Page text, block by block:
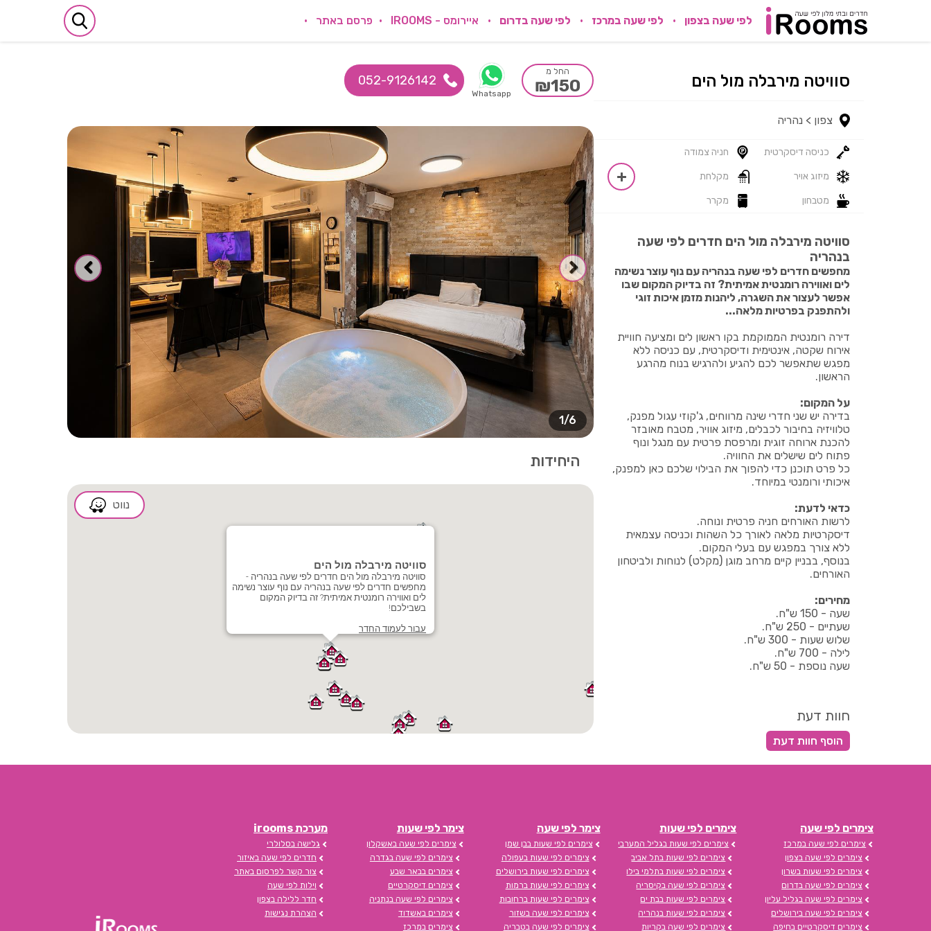
לפי שעה בצפון לפי שעה במרכז לפי שעה בדרום איירומס - IROOMS פרסם באתר
052-9126142
Whatsapp
החל מ
₪150
1/6
היחידות
נווט
סוויטה מירבלה מול הים
סוויטה מירבלה מול הים חדרים לפי שעה בנהריה -
מחפשים חדרים לפי שעה בנהריה עם נוף עוצר נשימה
לים ואווירה רומנטית אמיתית? זה בדיוק המקום
בשבילכם!
עבור לעמוד החדר
סוויטה מירבלה מול הים
צפון > נהריה
כניסה דיסקרטית חניה צמודה
מיזוג אויר מקלחת
מטבחון מקרר
סוויטה מירבלה מול הים חדרים לפי שעה
בנהריה
מחפשים חדרים לפי שעה בנהריה עם נוף עוצר נשימה
לים ואווירה רומנטית אמיתית? זה בדיוק המקום שבו
אפשר לעצור את השגרה, ליהנות מזמן איכות זוגי
ולהתפנק בפרטיות מלאה...
דירה רומנטית הממוקמת בקו ראשון לים ומציעה חוויית
אירוח שקטה, אינטימית ודיסקרטית, עם כניסה ללא
מפגש שתאפשר לכם להגיע ולהרגיש בנוח מהרגע
הראשון.
על המקום:
בדירה יש שני חדרי שינה מרווחים, ג'קוזי עגול מפנק,
טלוויזיה בחיבור לכבלים, מיזוג אוויר, מטבח מאובזר
להכנת ארוחה זוגית ומרפסת פרטית עם מנגל ונוף
פתוח לים שישלים את החוויה.
כל פרט תוכנן כדי להפוך את הבילוי שלכם כאן למפנק,
איכותי ורומנטי במיוחד.
כדאי לדעת:
לרשות האורחים חניה פרטית ונוחה.
דיסקרטיות מלאה לאורך כל השהות וכניסה עצמאית
ללא צורך במפגש עם בעלי המקום.
בנוסף, בבניין קיים מרחב מוגן (מקלט) לנוחות ולביטחון
האורחים.
מחירים:
שעה - 150 ש"ח.
שעתיים - 250 ש"ח.
שלוש שעות - 300 ש"ח.
לילה - 700 ש"ח.
שעה נוספת - 50 ש"ח.
חוות דעת
צימרים לפי שעה
צימרים לפי שעה במרכז
צימרים לפי שעה בצפון
צימרים לפי שעות בשרון
צימרים לפי שעה בדרום
צימרים לפי שעה בגליל עליון
צימרים לפי שעה בירושלים
צימרים דיסקרטיים בחיפה
צימרים לפי שעות
צימרים לפי שעות בגליל המערבי
צימרים לפי שעות בתל אביב
צימרים לפי שעות בתלמי בילו
צימרים לפי שעה בקיסריה
צימרים לפי שעות בבת ים
צימרים לפי שעות בנהריה
צימרים לפי שעה בקריות
צימר לפי שעה
צימרים לפי שעות בבן שמן
צימרים לפי שעות בעפולה
צימרים לפי שעות בירושלים
צימרים לפי שעות ברמות
צימרים לפי שעות ברחובות
צימרים לפי שעה בשזור
צימרים לפי שעה בטבריה
צימר לפי שעות
צימרים לפי שעה באשקלון
צימרים לפי שעה בגדרה
צימרים בבאר שבע
צימרים דיסקרטיים
צימרים לפי שעה בנתניה
צימרים באשדוד
צימרים במרכז
מערכת irooms
גלישה בסלולרי
חדרים לפי שעה באיזור
צור קשר לפרסום באתר
וילות לפי שעה
חדר ללילה בצפון
הצהרת נגישות